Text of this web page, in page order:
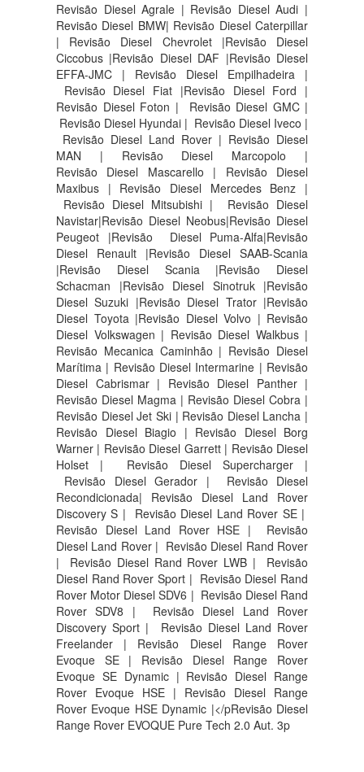
Revisão Diesel Agrale | Revisão Diesel Audi |
Revisão Diesel BMW| Revisão Diesel Caterpillar
| Revisão Diesel Chevrolet |Revisão Diesel
Ciccobus |Revisão Diesel DAF |Revisão Diesel
EFFA-JMC | Revisão Diesel Empilhadeira |
Revisão Diesel Fiat |Revisão Diesel Ford |
Revisão Diesel Foton | Revisão Diesel GMC |
Revisão Diesel Hyundai | Revisão Diesel Iveco |
Revisão Diesel Land Rover | Revisão Diesel
MAN | Revisão Diesel Marcopolo |
Revisão Diesel Mascarello | Revisão Diesel
Maxibus | Revisão Diesel Mercedes Benz |
Revisão Diesel Mitsubishi | Revisão Diesel
Navistar|Revisão Diesel Neobus|Revisão Diesel
Peugeot |Revisão Diesel Puma-Alfa|Revisão
Diesel Renault |Revisão Diesel SAAB-Scania
|Revisão Diesel Scania |Revisão Diesel
Schacman |Revisão Diesel Sinotruk |Revisão
Diesel Suzuki |Revisão Diesel Trator |Revisão
Diesel Toyota |Revisão Diesel Volvo | Revisão
Diesel Volkswagen | Revisão Diesel Walkbus |
Revisão Mecanica Caminhão | Revisão Diesel
Marítima | Revisão Diesel Intermarine | Revisão
Diesel Cabrismar | Revisão Diesel Panther |
Revisão Diesel Magma | Revisão Diesel Cobra |
Revisão Diesel Jet Ski | Revisão Diesel Lancha |
Revisão Diesel Biagio | Revisão Diesel Borg
Warner | Revisão Diesel Garrett | Revisão Diesel
Holset | Revisão Diesel Supercharger |
Revisão Diesel Gerador | Revisão Diesel
Recondicionada| Revisão Diesel Land Rover
Discovery S |
Revisão Diesel Land Rover SE |
Revisão Diesel Land Rover HSE |
Revisão
Diesel Land Rover | Revisão Diesel Rand Rover
|
Revisão Diesel Rand Rover LWB |
Revisão
Diesel Rand Rover Sport | Revisão Diesel Rand
Rover Motor Diesel SDV6 | Revisão Diesel Rand
Rover SDV8 |
Revisão Diesel Land Rover
Discovery Sport |
Revisão Diesel Land Rover
Freelander | Revisão Diesel Range Rover
Evoque SE | Revisão Diesel Range Rover
Evoque SE Dynamic | Revisão Diesel Range
Rover Evoque HSE | Revisão Diesel Range
Rover Evoque HSE Dynamic |</pRevisão Diesel
Range Rover EVOQUE Pure Tech 2.0 Aut. 3p